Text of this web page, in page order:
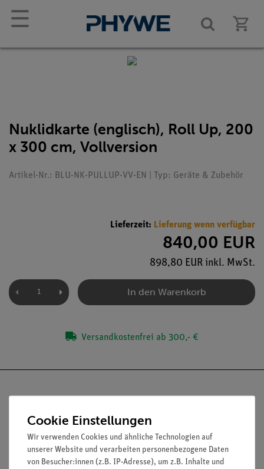
☰
Nuklidkarte (englisch), Roll Up, 200
x 300 cm, Vollversion
Artikel-Nr.: BLU-NK-PULLUP-VV-EN | Typ: Geräte & Zubehör
Lieferzeit: Lieferung wenn verfügbar
840,00 EUR
898,80 EUR inkl. MwSt.
In den Warenkorb
Versandkostenfrei ab 300,- €
Nach oben
Cookie Einstellungen
Wir verwenden Cookies und ähnliche Technologien auf
unserer Website und verarbeiten personenbezogene Daten
von Besucher:innen (z.B. IP-Adresse), um z.B. Inhalte und